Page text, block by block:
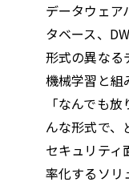
データウェア
タベース、
形式の異なる
機械学習と組
「なんでも
んな形式で、
セキュリティ
率化するソリ